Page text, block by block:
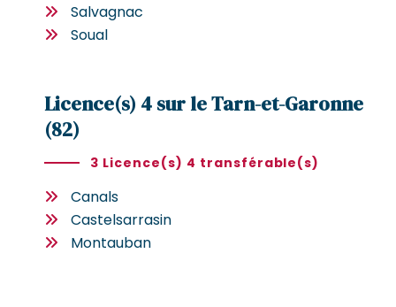
Salvagnac
Soual
Licence(s) 4 sur le Tarn-et-Garonne
(82)
3 Licence(s) 4 transférable(s)
Canals
Castelsarrasin
Montauban